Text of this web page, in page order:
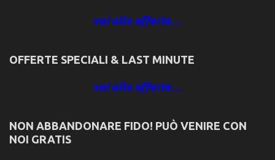
vai alle offerte…
OFFERTE SPECIALI & LAST MINUTE
vai alle offerte…
NON ABBANDONARE FIDO! PUÒ VENIRE CON
NOI GRATIS